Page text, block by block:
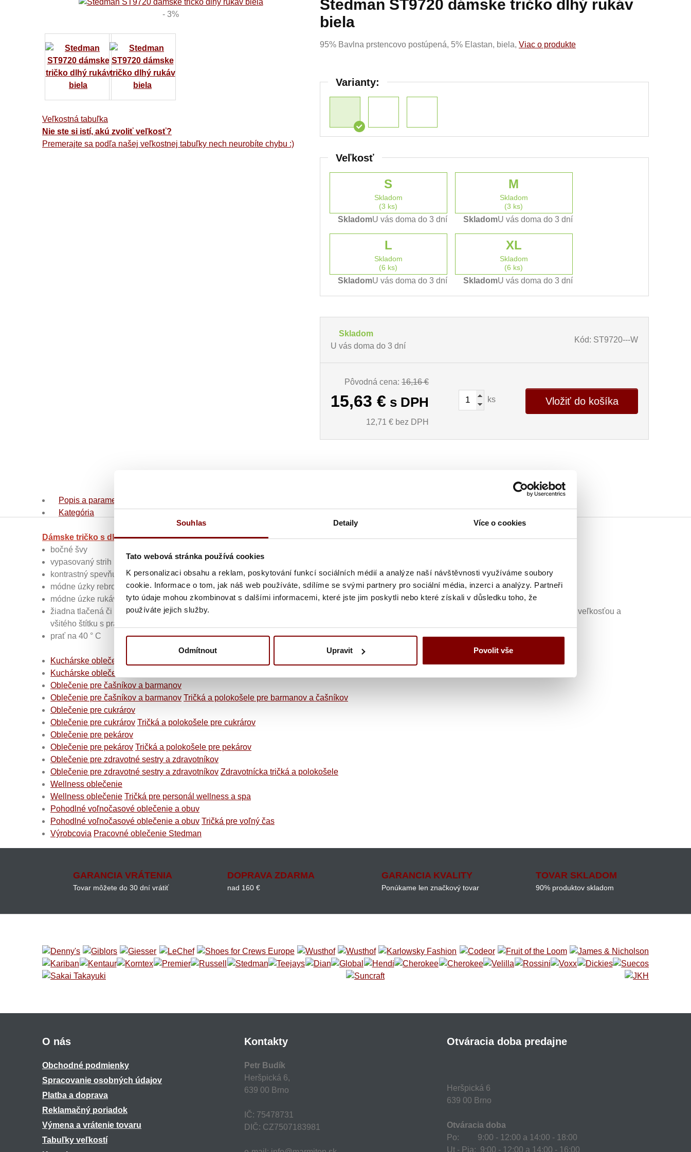
Souhlas Detaily Více o cookies
Tato webová stránka používá cookies
K personalizaci obsahu a reklam, poskytování funkcí sociálních médií a analýze naší návštěvnosti využíváme soubory
cookie. Informace o tom, jak náš web používáte, sdílíme se svými partnery pro sociální média, inzerci a analýzy. Partneři
tyto údaje mohou zkombinovat s dalšími informacemi, které jste jim poskytli nebo které získali v důsledku toho, že
používáte jejich služby.
Odmítnout Upravit Povolit vše
Stedman ST9720 dámske tričko dlhý rukáv
biela
95% Bavlna prstencovo postúpená, 5% Elastan, biela, Viac o produkte
Varianty:
Veľkosť
S
Skladom
(3 ks)
SkladomU vás doma do 3 dní
M
Skladom
(3 ks)
SkladomU vás doma do 3 dní
L
Skladom
(6 ks)
SkladomU vás doma do 3 dní
XL
Skladom
(6 ks)
SkladomU vás doma do 3 dní
Skladom
U vás doma do 3 dní
Kód: ST9720---W
Pôvodná cena: 16,16 €
15,63 € s DPH
12,71 € bez DPH
ks Vložiť do košíka
- 3%
Veľkostná tabuľka
Nie ste si istí, akú zvoliť veľkosť?
Premerajte sa podľa našej veľkostnej tabuľky nech neurobíte chybu :)
Popis a parametre
Kategória
Dámske tričko s dlhým rukávom, výstrih do V
bočné švy
vypasovaný strih
kontrastný spevňujúci lemovka za krkom
módne úzky rebrový okraj výstrihu a rukávov
módne úzke rukávy
žiadna tlačená či všitá etiketa za krkom so značkou výrobku, vhodné na vytvorenie vlastnej značky (potlač za krk), malé rozmery štítku za krkom s veľkosťou a
všitého štítku s pracími symbolmi v bočnom šve
prať na 40 ° C
Kuchárske oblečenie
Kuchárske oblečenie
Oblečenie pre čašníkov a barmanov
Oblečenie pre čašníkov a barmanov Tričká a polokošele pre barmanov a čašníkov
Oblečenie pre cukrárov
Oblečenie pre cukrárov Tričká a polokošele pre cukrárov
Oblečenie pre pekárov
Oblečenie pre pekárov Tričká a polokošele pre pekárov
Oblečenie pre zdravotné sestry a zdravotníkov
Oblečenie pre zdravotné sestry a zdravotníkov Zdravotnícka tričká a polokošele
Wellness oblečenie
Wellness oblečenie Tričká pre personál wellness a spa
Pohodlné voľnočasové oblečenie a obuv
Pohodlné voľnočasové oblečenie a obuv Tričká pre voľný čas
Výrobcovia Pracovné oblečenie Stedman
GARANCIA VRÁTENIA
Tovar môžete do 30 dní vrátiť
DOPRAVA ZDARMA
nad 160 €
GARANCIA KVALITY
Ponúkame len značkový tovar
TOVAR SKLADOM
90% produktov skladom
O nás
Obchodné podmienky
Spracovanie osobných údajov
Platba a doprava
Reklamačný poriadok
Výmena a vrátenie tovaru
Tabuľky veľkostí
Kontakty
Petr Budík
Heršpická 6,
639 00 Brno
IČ: 75478731
DIČ: CZ7507183981
Otváracia doba predajne
Heršpická 6
639 00 Brno
Otváracia doba
Po: 9:00 - 12:00 a 14:00 - 18:00
Ut - Pia: 9:00 - 12:00 a 14:00 - 16:00